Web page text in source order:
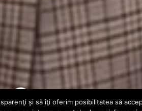
Canapea
și să îţi oferim posibilitatea să